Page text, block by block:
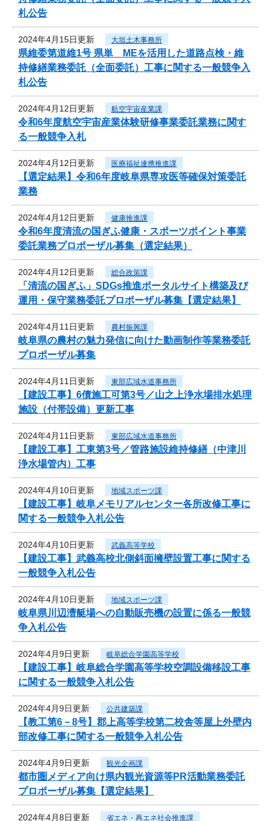
札公告
2024年4月15日更新 大垣土木事務所
県維委第道維1号 県単 MEを活用した道路点検・維
持修繕業務委託（全面委託）工事に関する一般競争入
札公告
2024年4月12日更新 航空宇宙産業課
令和6年度航空宇宙産業体験研修事業委託業務に関す
る一般競争入札
2024年4月12日更新 医療福祉連携推進課
【選定結果】令和6年度岐阜県専攻医等確保対策委託
業務
2024年4月12日更新 健康推進課
令和6年度清流の国ぎふ健康・スポーツポイント事業
委託業務プロポーザル募集（選定結果）
2024年4月12日更新 総合政策課
「清流の国ぎふ」SDGs推進ポータルサイト構築及び
運用・保守業務委託プロポーザル募集【選定結果】
2024年4月11日更新 農村振興課
岐阜県の農村の魅力発信に向けた動画制作等業務委託
プロポーザル募集
2024年4月11日更新 東部広域水道事務所
【建設工事】6債施工可第3号／山之上浄水場排水処理
施設（付帯設備）更新工事
2024年4月11日更新 東部広域水道事務所
【建設工事】工東第3号／管路施設維持修繕（中津川
浄水場管内）工事
2024年4月10日更新 地域スポーツ課
【建設工事】岐阜メモリアルセンター各所改修工事に
関する一般競争入札公告
2024年4月10日更新 武義高等学校
【建設工事】武義高校北側斜面擁壁設置工事に関する
一般競争入札公告
2024年4月10日更新 地域スポーツ課
岐阜県川辺漕艇場への自動販売機の設置に係る一般競
争入札公告
2024年4月9日更新 岐阜総合学園高等学校
【建設工事】岐阜総合学園高等学校空調設備移設工事
に関する一般競争入札公告
2024年4月9日更新 公共建築課
【教工第6－8号】郡上高等学校第二校舎等屋上外壁内
部改修工事に関する一般競争入札公告
2024年4月9日更新 観光企画課
都市圏メディア向け県内観光資源等PR活動業務委託
プロポーザル募集【選定結果】
2024年4月8日更新 省エネ・再エネ社会推進課